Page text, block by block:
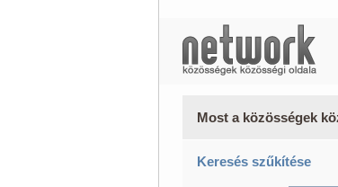
Most a közösségek
Keresés szűkítése